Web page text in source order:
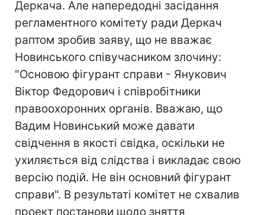
Деркача. Але напередодні засідання
регламентного комітету ради Деркач
раптом зробив заяву, що не вважає
Новинського співучасником злочину:
"Основою фігурант справи - Янукович
Віктор Федорович і співробітники
правоохоронних органів. Вважаю, що
Вадим Новинський може давати
свідчення в якості свідка, оскільки не
ухиляється від слідства і викладає свою
версію подій. Не він основний фігурант
справи". В результаті комітет не схвалив
проект постанови щодо зняття